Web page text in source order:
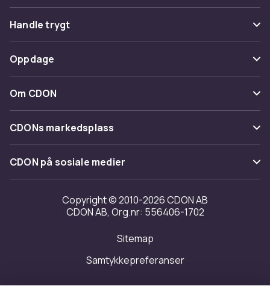
Vanlige spørsmål
Spor pakke
Angre & returner her
Kontakt oss
Handle trygt
Betaling
Levering
Tilbakekallinger
Oppdage
Kategorier
Varemerker
Om CDON
Om oss
Kundeanmeldelser
Jobbe på CDON
Investor relations
Tilgjengelighet
CDONs markedsplass
Merchant Help Center
CDON på sosiale medier
Copyright © 2010-2026 CDON AB
CDON AB, Org.nr: 556406-1702
Sitemap
Samtykkepreferanser